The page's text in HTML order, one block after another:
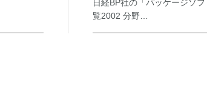
日経BP社の「パッケージソ
覧2002 分野…